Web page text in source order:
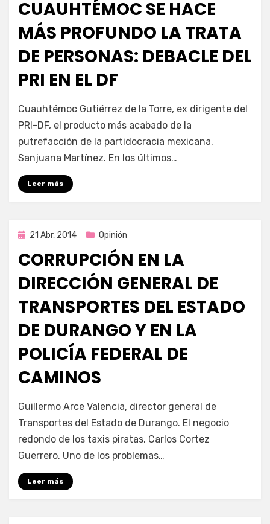
CUAUHTÉMOC SE HACE
MÁS PROFUNDO LA TRATA
DE PERSONAS: DEBACLE DEL
PRI EN EL DF
por Enrique
Cuauhtémoc Gutiérrez de la Torre, ex dirigente del
PRI-DF, el producto más acabado de la
putrefacción de la partidocracia mexicana.
Sanjuana Martínez. En los últimos…
Leer más
Publicada
21 Abr, 2014 Opinión
CORRUPCIÓN EN LA
DIRECCIÓN GENERAL DE
TRANSPORTES DEL ESTADO
DE DURANGO Y EN LA
POLICÍA FEDERAL DE
CAMINOS
por Enrique
Guillermo Arce Valencia, director general de
Transportes del Estado de Durango. El negocio
redondo de los taxis piratas. Carlos Cortez
Guerrero. Uno de los problemas…
Leer más